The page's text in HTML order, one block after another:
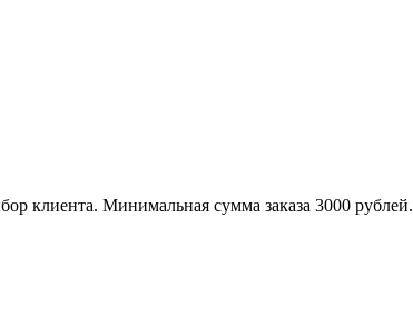
клиента. Минимальная сумма заказа 3000 рублей.